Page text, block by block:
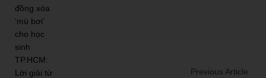
Previous Article